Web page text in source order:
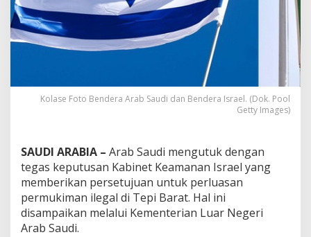
Kolase Foto Bendera Arab Saudi dan Bendera Israel. (Dok. Pool
Getty Images)
SAUDI ARABIA – Arab Saudi mengutuk dengan
tegas keputusan Kabinet Keamanan Israel yang
memberikan persetujuan untuk perluasan
permukiman ilegal di Tepi Barat. Hal ini
disampaikan melalui Kementerian Luar Negeri
Arab Saudi.